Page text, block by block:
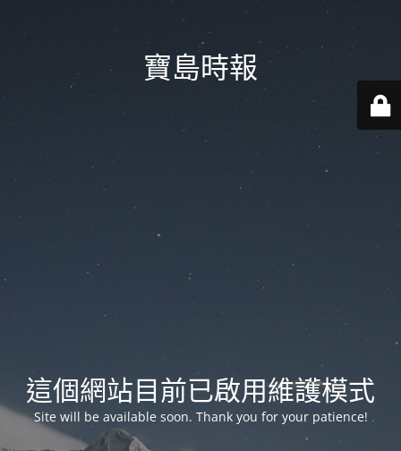
寶島時報
這個網站目前已啟用維護模式
Site will be available soon. Thank you for your patience!